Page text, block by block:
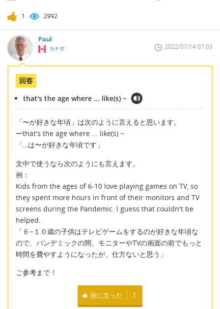
1 2992
Paul
カナダ 2022/07/14 07:03
回答
that's the age where ... like(s) ~
「〜が好きな年頃」は次のように言えると思います。
ーthat's the age where ... like(s) ~
「…は〜が好きな年頃です」
文中で使うなら次のようにも言えます。
例：
Kids from the ages of 6-10 love playing games on TV, so
they spent more hours in front of their monitors and TV
screens during the Pandemic. I guess that couldn't be
helped.
「６−１０歳の子供はテレビゲームをするのが好きな年頃な
ので、パンデミックの間、モニターやTVの画面の前でもっと
時間を費やすようになったが、仕方ないと思う」
ご参考まで！
役に立った 1